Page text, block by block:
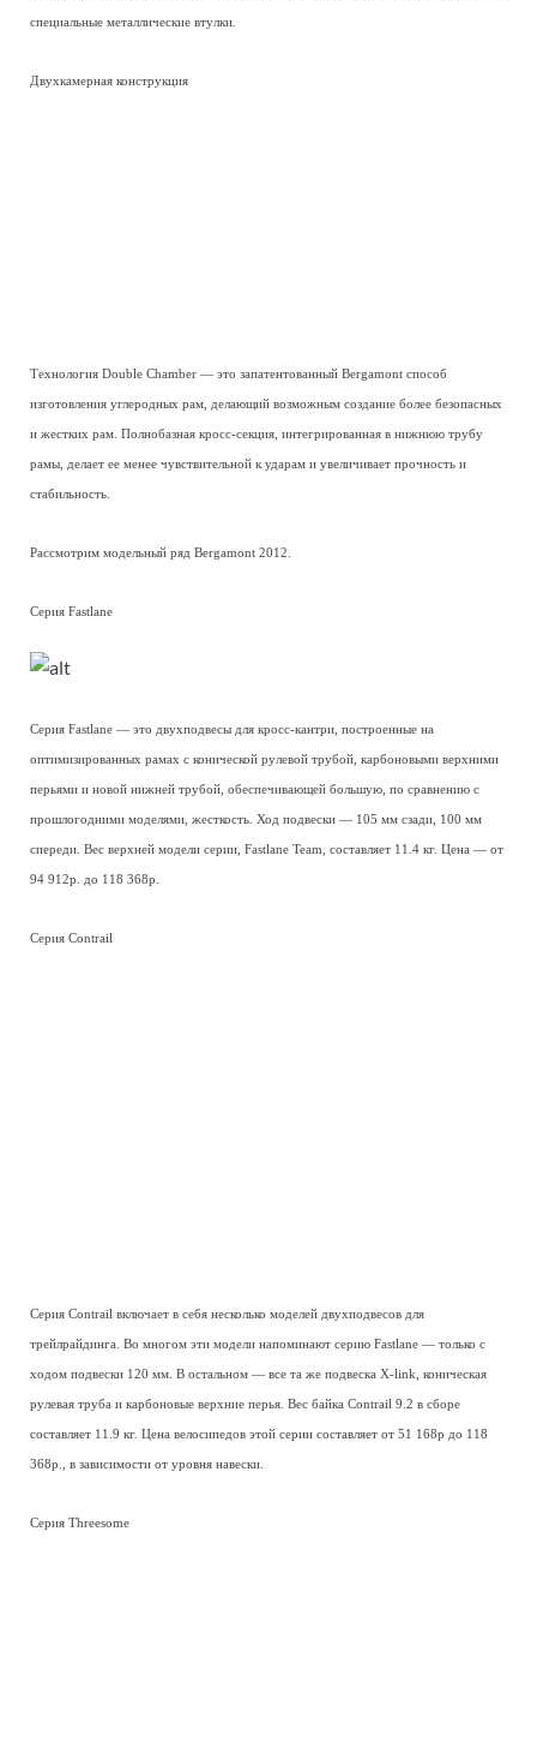
специальные металлические втулки.
Двухкамерная конструкция
Технология Double Chamber — это запатентованный Bergamont способ
изготовления углеродных рам, делающий возможным создание более безопасных
и жестких рам. Полнобазная кросс-секция, интегрированная в нижнюю трубу
рамы, делает ее менее чувствительной к ударам и увеличивает прочность и
стабильность.
Рассмотрим модельный ряд Bergamont 2012.
Серия Fastlane
Серия Fastlane — это двухподвесы для кросс-кантри, построенные на
оптимизированных рамах с конической рулевой трубой, карбоновыми верхними
перьями и новой нижней трубой, обеспечивающей большую, по сравнению с
прошлогодними моделями, жесткость. Ход подвески — 105 мм сзади, 100 мм
спереди. Вес верхней модели серии, Fastlane Team, составляет 11.4 кг. Цена — от
94 912р. до 118 368р.
Серия Contrail
Серия Contrail включает в себя несколько моделей двухподвесов для
трейлрайдинга. Во многом эти модели напоминают серию Fastlane — только с
ходом подвески 120 мм. В остальном — все та же подвеска X-link, коническая
рулевая труба и карбоновые верхние перья. Вес байка Contrail 9.2 в сборе
составляет 11.9 кг. Цена велосипедов этой серии составляет от 51 168р до 118
368р., в зависимости от уровня навески.
Серия Threesome